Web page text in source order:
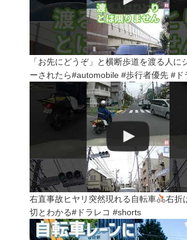
「お先にどうぞ」と横断歩道を渡る人に
ーされたら#automobile #歩行者優先 #ド
右直事故ヒヤリ突然現れる自転車
右折
切とわかる#ドラレコ #shorts